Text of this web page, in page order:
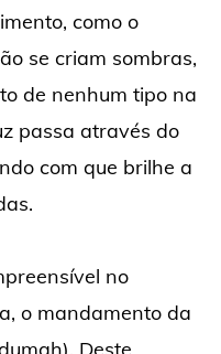
como o
se criam sombras,
de nenhum tipo na
passa através do
com que brilhe a
no
o mandamento da